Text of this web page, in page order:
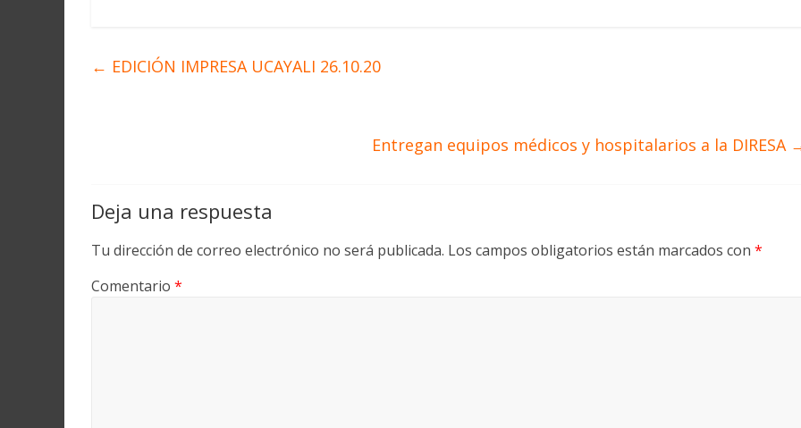
← EDICIÓN IMPRESA UCAYALI 26.10.20
Entregan equipos médicos y hospitalarios a la DIRESA
Deja una respuesta
Tu dirección de correo electrónico no será publicada. Los campos obligatorios están marcados con *
Comentario *